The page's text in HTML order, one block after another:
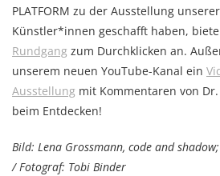
PLATFORM zu der Ausstellung
Künstler*innen geschafft haben,
Rundgang zum Durchklicken an.
unserem neuen YouTube-Kanal ein
Ausstellung mit Kommentaren von
beim Entdecken!
Bild: Lena Grossmann, code and shadow;
/ Fotograf: Tobi Binder